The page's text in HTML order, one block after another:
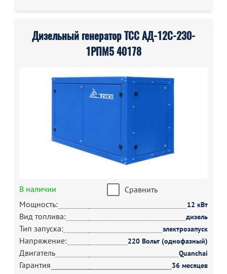
Дизельный генератор ТСС АД-12С-230-
1РПМ5 40178
В наличии
Сравнить
Мощность:
12 кВт
Вид топлива: дизель
Тип запуска: электрозапуск
Напряжение: 220 Вольт (однофазный)
Двигатель Quanchai
Гарантия 36 месяцев